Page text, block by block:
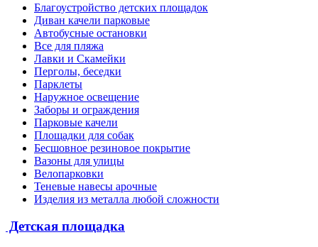
Благоустройство детских площадок
Диван качели парковые
Автобусные остановки
Все для пляжа
Лавки и Скамейки
Перголы, беседки
Парклеты
Наружное освещение
Заборы и ограждения
Парковые качели
Площадки для собак
Бесшовное резиновое покрытие
Вазоны для улицы
Велопарковки
Теневые навесы арочные
Изделия из металла любой сложности
Детская площадка